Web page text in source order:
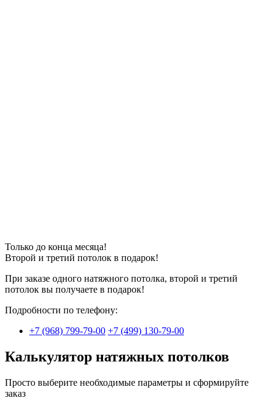
Только до конца месяца!
Второй и третий потолок в подарок!
При заказе одного натяжного потолка, второй и третий
потолок вы получаете в подарок!
Подробности по телефону:
+7 (968) 799-79-00 +7 (499) 130-79-00
Калькулятор натяжных потолков
Просто выберите необходимые параметры и сформируйте
заказ